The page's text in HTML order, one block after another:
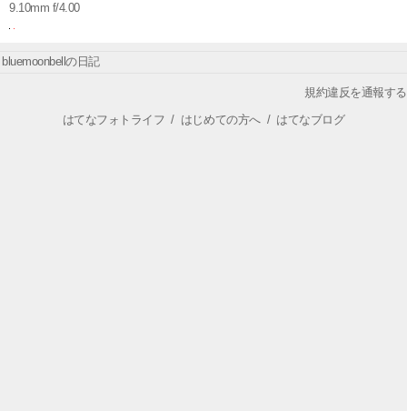
9.10mm f/4.00
bluemoonbellの日記
規約違反を通報する
はてなフォトライフ / はじめての方へ/ はてなブログ